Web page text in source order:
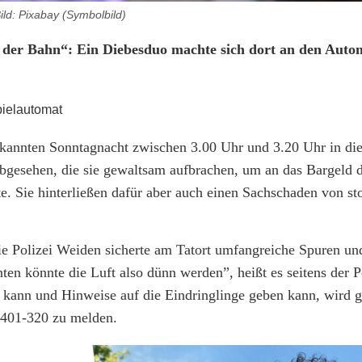
Pixabay (Symbolbild)
Bahn“: Ein Diebesduo machte sich dort an den
Sonntagnacht zwischen 3.00 Uhr und 3.20 Uhr in
die sie gewaltsam aufbrachen, um an das Bargeld
hinterließen dafür aber auch einen Sachschaden von
Weiden sicherte am Tatort umfangreiche Spuren
könnte die Luft also dünn werden”, heißt es seitens der
und Hinweise auf die Eindringlinge geben kann, wird
320 zu melden.